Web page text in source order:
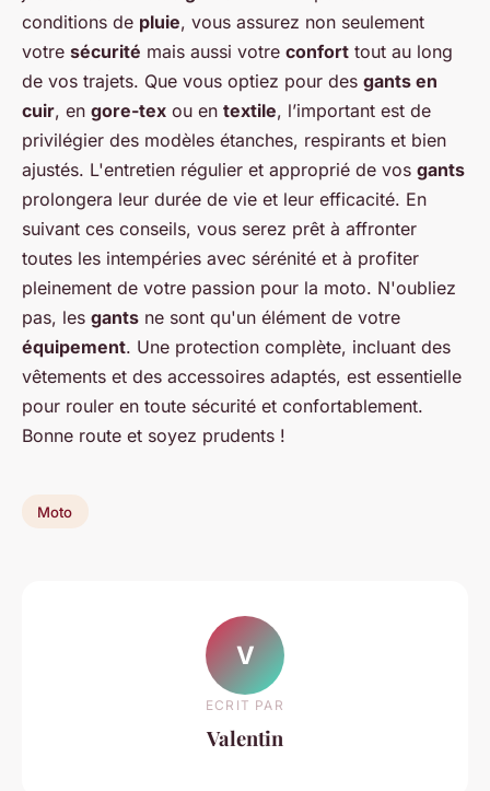
conditions de pluie, vous assurez non seulement
votre sécurité mais aussi votre confort tout au long
de vos trajets. Que vous optiez pour des gants en
cuir, en gore-tex ou en textile, l’important est de
privilégier des modèles étanches, respirants et bien
ajustés. L'entretien régulier et approprié de vos gants
prolongera leur durée de vie et leur efficacité. En
suivant ces conseils, vous serez prêt à affronter
toutes les intempéries avec sérénité et à profiter
pleinement de votre passion pour la moto. N'oubliez
pas, les gants ne sont qu'un élément de votre
équipement. Une protection complète, incluant des
vêtements et des accessoires adaptés, est essentielle
pour rouler en toute sécurité et confortablement.
Bonne route et soyez prudents !
Moto
V
ECRIT PAR
Valentin